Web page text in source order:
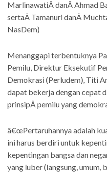
MarlinawatiÂ danÂ Ahmad
sertaÂ Tamanuri danÂ
NasDem)
Menanggapi terbentuknya
Pemilu, Direktur Eksekutif
Demokrasi (Perludem), Titi
dapat bekerja dengan cepat
prinsipÂ pemilu yang
â€œPertaruhannya adalah
ini harus berdiri untuk
kepentingan bangsa dan
yang luber (langsung, umum,